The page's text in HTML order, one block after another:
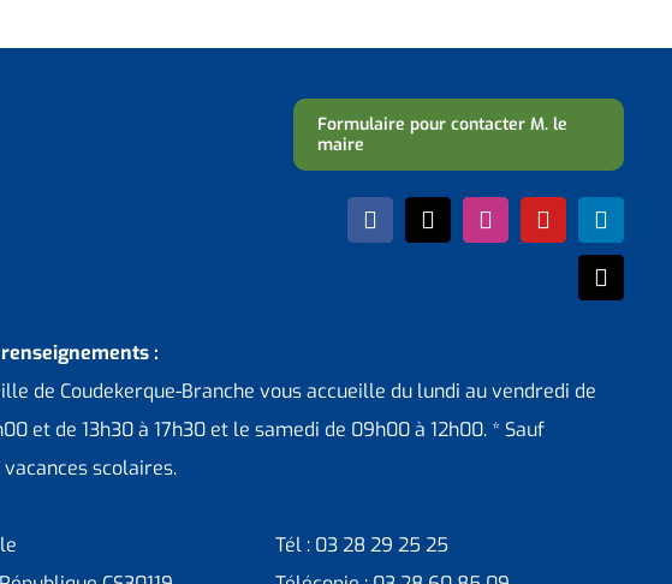
Formulaire pour contacter M. le
maire
:
de Coudekerque-Branche vous accueille du lundi au vendredi de
et de 13h30 à 17h30 et le samedi de 09h00 à 12h00. * Sauf
scolaires.
Tél : 03 28 29 25 25